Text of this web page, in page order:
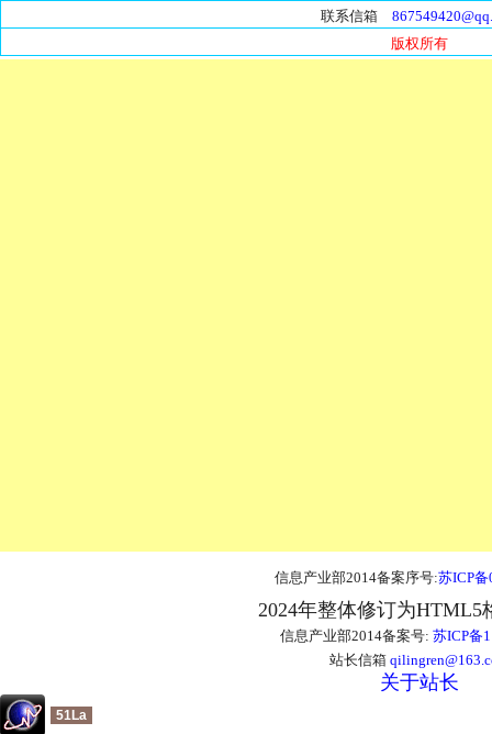
联系信箱
版权所有
信息产业部2014备案序号:苏ICP
2024年整体修订为HTML5
信息产业部2014备案号: 苏ICP备
站长信箱
关于站长
51La